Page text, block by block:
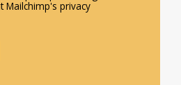
Mailchimp's privacy